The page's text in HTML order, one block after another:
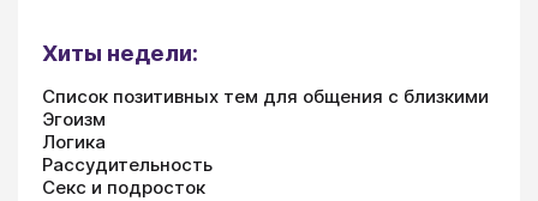
Хиты недели:
Список позитивных тем для общения с близкими
Эгоизм
Логика
Рассудительность
Секс и подросток